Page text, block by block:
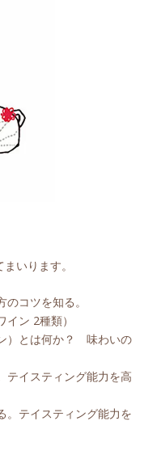
いります。
コツを知る。
ン 2種類）
）とは何か？ 味わいの
テイスティング能力を高
。テイスティング能力を